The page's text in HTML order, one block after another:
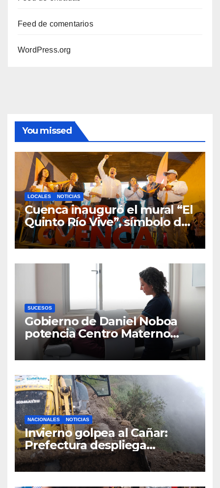
Feed de comentarios
WordPress.org
You missed
LOCALES NOTICIAS
Cuenca inauguró el mural “El
Quinto Río Vive”, símbolo de
la defensa ciudadana del
agua
SUCESOS
Gobierno de Daniel Noboa
potencia Centro Materno
Infantil y Emergencias en
Cuenca con nuevos equipos
NACIONALES NOTICIAS
Invierno golpea al Cañar:
Prefectura despliega
maquinaria en toda la
provincia para mantener las